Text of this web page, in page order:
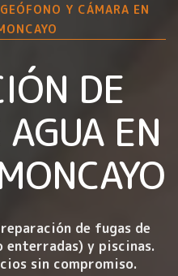
Y CÁMARA EN
DE
EN
de fugas de
enterradas) y piscinas.
sin compromiso.